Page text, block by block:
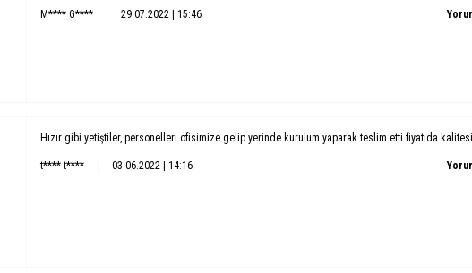
M**** G**** 29.07.2022 | 15:46
Hızır gibi yetiştiler, personelleri ofisimize gelip yerinde kurulum yaparak teslim etti fiyatıda
t**** t**** 03.06.2022 | 14:16